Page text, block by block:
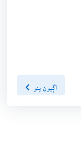
اڳيون پنو